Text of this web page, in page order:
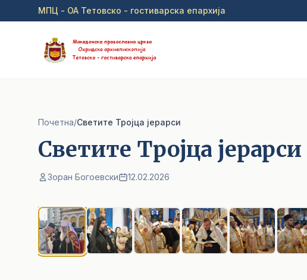
Прејди на главна содржина
МПЦ - ОА Тетовско - гостиварска епархија
Почетна/Светите Тројца јерарси
Светите Тројца јерарси
Зоран Богоевски 12.02.2026